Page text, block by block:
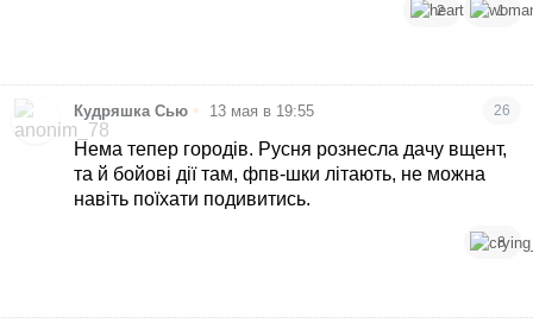
2 1
Кудряшка Сью • 13 мая в 19:55 26
Нема тепер городів. Русня рознесла дачу вщент,
та й бойові дії там, фпв-шки літають, не можна
навіть поїхати подивитись.
8